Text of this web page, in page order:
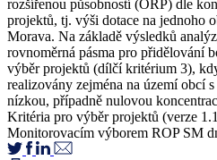
rozšířenou působností (ORP) dle
projektů, tj. výši dotace na jednoho
Morava. Na základě výsledků
rovnoměrná pásma pro přidělování
výběr projektů (dílčí kritérium 3),
realizovány zejména na území obcí
nízkou, případně nulovou
Kritéria pro výběr projektů (verze
Monitorovacím výborem ROP SM